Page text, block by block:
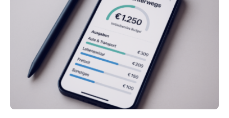
Juli ausgezahlte Urlaubsgeld ein wichtiger Faktor, um
sich den wohlverdienten Jahresurlaub leisten zu
können. Allerdings erhält mit 44 Prozent noch nicht
einmal die Hälfte aller Beschäftigten in der
Privatwirtschaft Urlaubsgeld. Zu diesem…